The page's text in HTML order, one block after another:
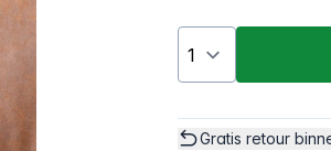
Gratis retour